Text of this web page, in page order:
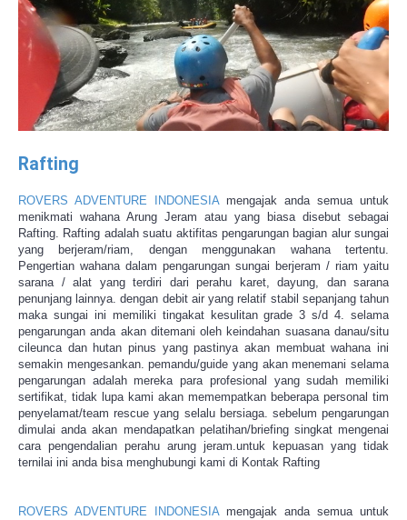
Rafting
ROVERS ADVENTURE INDONESIAmengajak anda semua untuk
menikmati wahana Arung Jeram atau yang biasa disebut sebagai
Rafting. Rafting adalah suatu aktifitas pengarungan bagian alur sungai
yang berjeram/riam, dengan menggunakan wahana tertentu.
Pengertian wahana dalam pengarungan sungai berjeram / riam yaitu
sarana / alat yang terdiri dari perahu karet, dayung, dan sarana
penunjang lainnya. dengan debit air yang relatif stabil sepanjang tahun
maka sungai ini memiliki tingakat kesulitan grade 3 s/d 4. selama
pengarungan anda akan ditemani oleh keindahan suasana danau/situ
cileunca dan hutan pinus yang pastinya akan membuat wahana ini
semakin mengesankan. pemandu/guide yang akan menemani selama
pengarungan adalah mereka para profesional yang sudah memiliki
sertifikat, tidak lupa kami akan memempatkan beberapa personal tim
penyelamat/team rescue yang selalu bersiaga. sebelum pengarungan
dimulai anda akan mendapatkan pelatihan/briefing singkat mengenai
cara pengendalian perahu arung jeram.untuk kepuasan yang tidak
ternilai ini anda bisa menghubungi kami di Kontak Rafting
ROVERS ADVENTURE INDONESIAmengajak anda semua untuk